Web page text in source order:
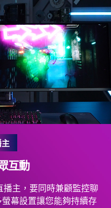
互動
主，要同時兼顧監控聊
幕設置讓您能夠持續存